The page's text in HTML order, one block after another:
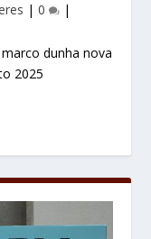
|0 |
dunha nova
2025